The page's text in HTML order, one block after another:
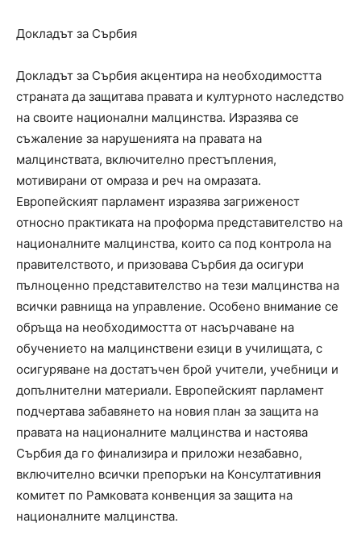
Докладът за Сърбия
Докладът за Сърбия акцентира на необходимостта
страната да защитава правата и културното наследство
на своите национални малцинства. Изразява се
съжаление за нарушенията на правата на
малцинствата, включително престъпления,
мотивирани от омраза и реч на омразата.
Европейският парламент изразява загриженост
относно практиката на проформа представителство на
националните малцинства, които са под контрола на
правителството, и призовава Сърбия да осигури
пълноценно представителство на тези малцинства на
всички равнища на управление. Особено внимание се
обръща на необходимостта от насърчаване на
обучението на малцинствени езици в училищата, с
осигуряване на достатъчен брой учители, учебници и
допълнителни материали. Европейският парламент
подчертава забавянето на новия план за защита на
правата на националните малцинства и настоява
Сърбия да го финализира и приложи незабавно,
включително всички препоръки на Консултативния
комитет по Рамковата конвенция за защита на
националните малцинства.